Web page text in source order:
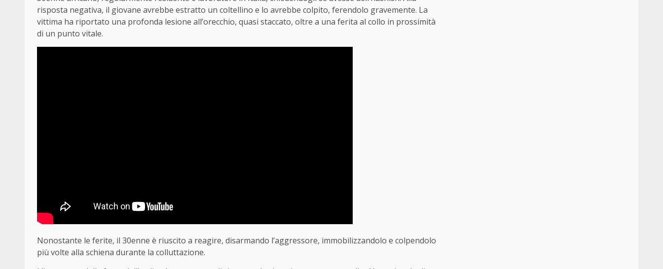
risposta negativa, il giovane avrebbe estratto un coltellino e lo avrebbe colpito, ferendolo gravemente. La
vittima ha riportato una profonda lesione all’orecchio, quasi staccato, oltre a una ferita al collo in prossimità
di un punto vitale.
Nonostante le ferite, il 30enne è riuscito a reagire, disarmando l’aggressore, immobilizzandolo e colpendolo
più volte alla schiena durante la colluttazione.